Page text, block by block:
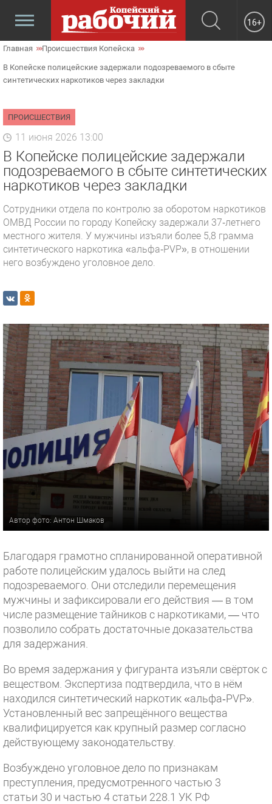
16+
Главная Происшествия Копейска
В Копейске полицейские задержали подозреваемого в сбыте
синтетических наркотиков через закладки
ПРОИСШЕСТВИЯ
11 июня 2026 13:00
В Копейске полицейские задержали
подозреваемого в сбыте синтетических
наркотиков через закладки
Сотрудники отдела по контролю за оборотом наркотиков
ОМВД России по городу Копейску задержали 37‑летнего
местного жителя. У мужчины изъяли более 5,8 грамма
синтетического наркотика «альфа‑PVP», в отношении
него возбуждено уголовное дело.
Автор фото: Антон Шмаков
Благодаря грамотно спланированной оперативной
работе полицейским удалось выйти на след
подозреваемого. Они отследили перемещения
мужчины и зафиксировали его действия — в том
числе размещение тайников с наркотиками, — что
позволило собрать достаточные доказательства
для задержания.
Во время задержания у фигуранта изъяли свёрток с
веществом. Экспертиза подтвердила, что в нём
находился синтетический наркотик «альфа‑PVP».
Установленный вес запрещённого вещества
квалифицируется как крупный размер согласно
действующему законодательству.
Возбуждено уголовное дело по признакам
преступления, предусмотренного частью 3
статьи 30 и частью 4 статьи 228.1 УК РФ